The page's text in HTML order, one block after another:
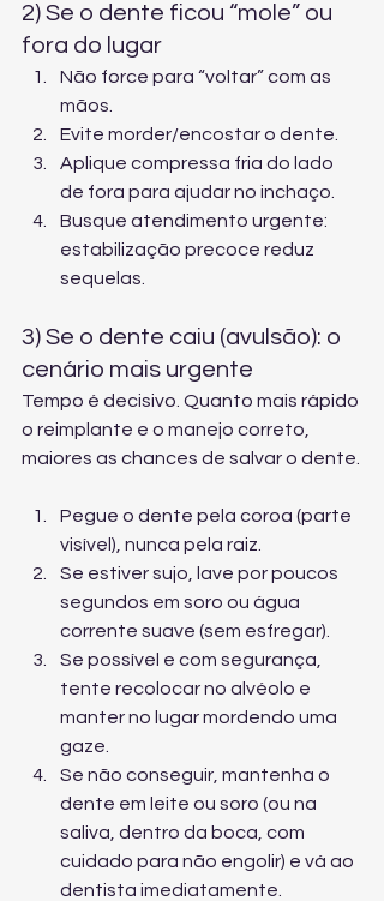
2) Se o dente ficou “mole” ou
fora do lugar
Não force para “voltar” com as
mãos.
Evite morder/encostar o dente.
Aplique compressa fria do lado
de fora para ajudar no inchaço.
Busque atendimento urgente:
estabilização precoce reduz
sequelas.
3) Se o dente caiu (avulsão): o
cenário mais urgente
Tempo é decisivo. Quanto mais rápido
o reimplante e o manejo correto,
maiores as chances de salvar o dente.
Pegue o dente pela coroa (parte
visível), nunca pela raiz.
Se estiver sujo, lave por poucos
segundos em soro ou água
corrente suave (sem esfregar).
Se possível e com segurança,
tente recolocar no alvéolo e
manter no lugar mordendo uma
gaze.
Se não conseguir, mantenha o
dente em leite ou soro (ou na
saliva, dentro da boca, com
cuidado para não engolir) e vá ao
dentista imediatamente.